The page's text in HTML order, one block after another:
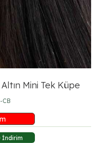
Mini Tek Küpe
CB
İndirim